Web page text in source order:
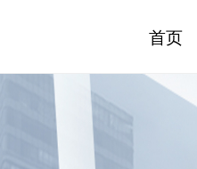
首页